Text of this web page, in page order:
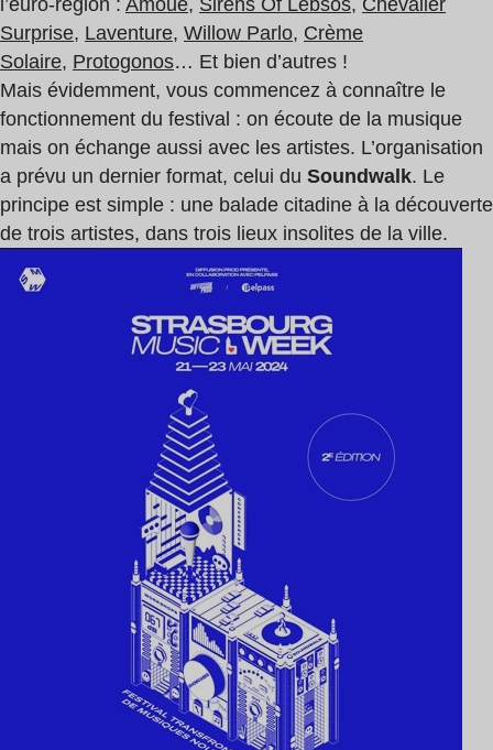
Surprise, Laventure, Willow Parlo, Crème
Solaire, Protogonos… Et bien d’autres !
Mais évidemment, vous commencez à connaître le
fonctionnement du festival : on écoute de la musique
mais on échange aussi avec les artistes. L’organisation
a prévu un dernier format, celui du Soundwalk. Le
principe est simple : une balade citadine à la découverte
de trois artistes, dans trois lieux insolites de la ville.